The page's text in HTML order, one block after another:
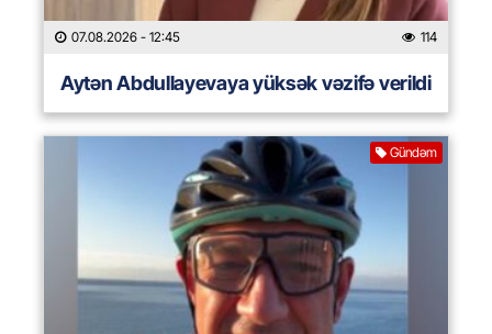
07.08.2026 - 12:45 114
Aytən Abdullayevaya yüksək vəzifə verildi
Gündəm